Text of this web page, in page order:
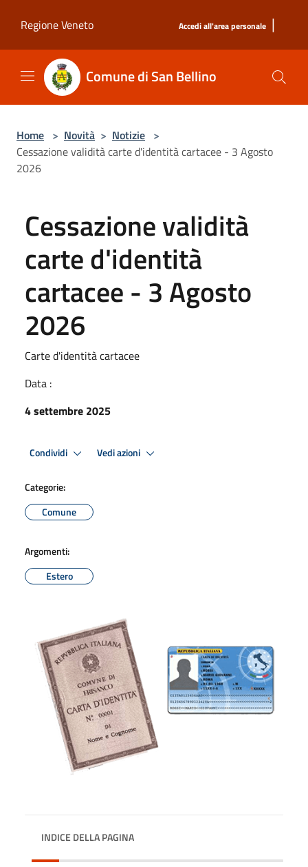
Regione Veneto
Accedi all'area personale |
Comune di San Bellino
Home > Novità > Notizie >
Cessazione validità carte d'identità cartacee - 3 Agosto
2026
Cessazione validità
carte d'identità
cartacee - 3 Agosto
2026
Carte d'identità cartacee
Data :
4 settembre 2025
Condividi Vedi azioni
Categorie:
Comune
Argomenti:
Estero
INDICE DELLA PAGINA